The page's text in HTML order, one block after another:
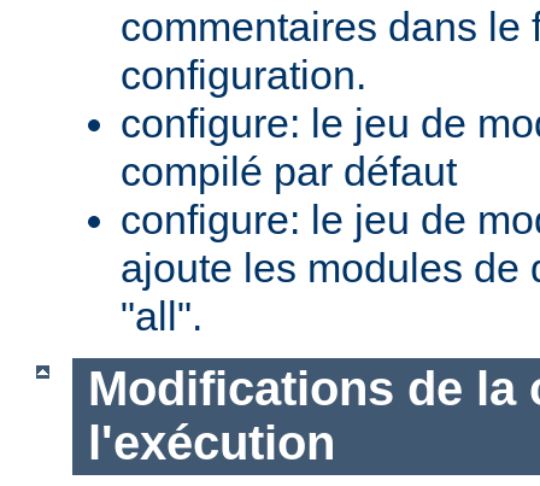
commentaires dans le
configuration.
configure: le jeu de
compilé par défaut
configure: le jeu de
ajoute les modules de
"all".
Modifications de la
l'exécution